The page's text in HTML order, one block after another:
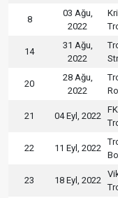
8
03 Ağu,
2022
14
31 Ağu,
2022
20
28 Ağu,
2022
21 04 Eyl, 2022
22 11 Eyl, 2022
23 18 Eyl, 2022